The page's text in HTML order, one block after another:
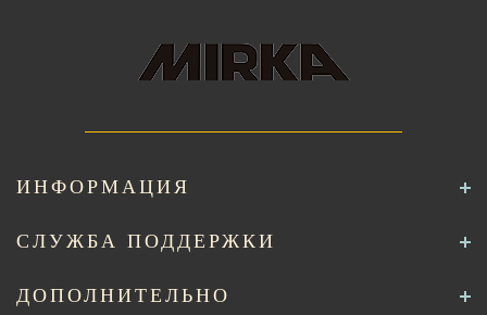
ИНФОРМАЦИЯ
СЛУЖБА ПОДДЕРЖКИ
ДОПОЛНИТЕЛЬНО